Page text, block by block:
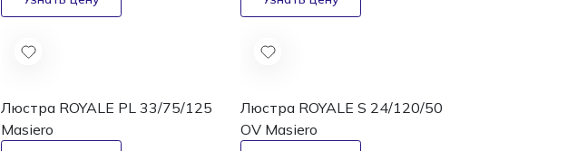
Люстра ROYALE PL 33/75/125
Masiero
Люстра ROYALE S 24/120/50
OV Masiero